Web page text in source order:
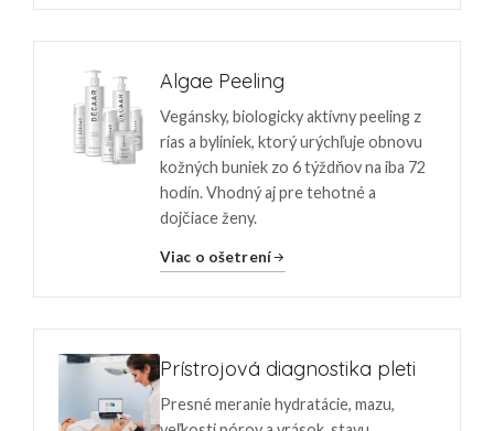
Algae Peeling
Vegánsky, biologicky aktívny peeling z
rias a byliniek, ktorý urýchľuje obnovu
kožných buniek zo 6 týždňov na iba 72
hodín. Vhodný aj pre tehotné a
dojčiace ženy.
Viac o ošetrení
Prístrojová diagnostika pleti
Presné meranie hydratácie, mazu,